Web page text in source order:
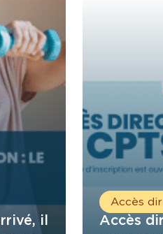
il
Accès
Accès